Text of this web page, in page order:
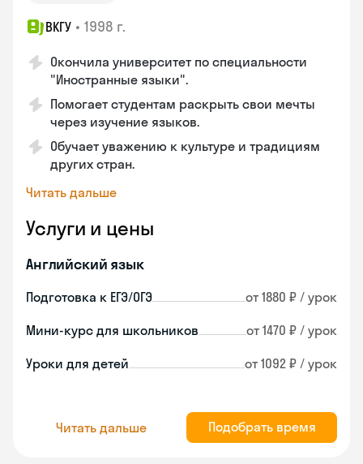
ВКГУ • 1998 г.
Окончила университет по специальности
"Иностранные языки".
Помогает студентам раскрыть свои мечты
через изучение языков.
Обучает уважению к культуре и традициям
других стран.
Читать дальше
Услуги и цены
Английский язык
Подготовка к ЕГЭ/ОГЭ от 1880 ₽ / урок
Мини-курс для школьников от 1470 ₽ / урок
Уроки для детей от 1092 ₽ / урок
Читать дальше Подобрать время